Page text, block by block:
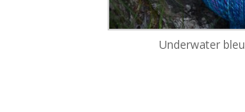
Underwater bleu